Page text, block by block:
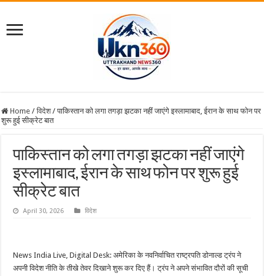
Home / विदेश / पाकिस्तान को लगा तगड़ा झटका नहीं जाएंगे इस्लामाबाद, ईरान के साथ फोन पर
शुरू हुई सीक्रेट बात
पाकिस्तान को लगा तगड़ा झटका नहीं जाएंगे
इस्लामाबाद, ईरान के साथ फोन पर शुरू हुई
सीक्रेट बात
April 30, 2026 विदेश
News India Live, Digital Desk: अमेरिका के नवनिर्वाचित राष्ट्रपति डोनाल्ड ट्रंप ने
अपनी विदेश नीति के तीखे तेवर दिखाने शुरू कर दिए हैं। ट्रंप ने अपने संभावित दौरों की सूची